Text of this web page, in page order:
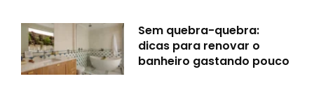
Sem quebra-quebra:
dicas para renovar o
banheiro gastando pouco